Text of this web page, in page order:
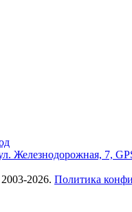
Железнодорожная, 7,
2026. Политика